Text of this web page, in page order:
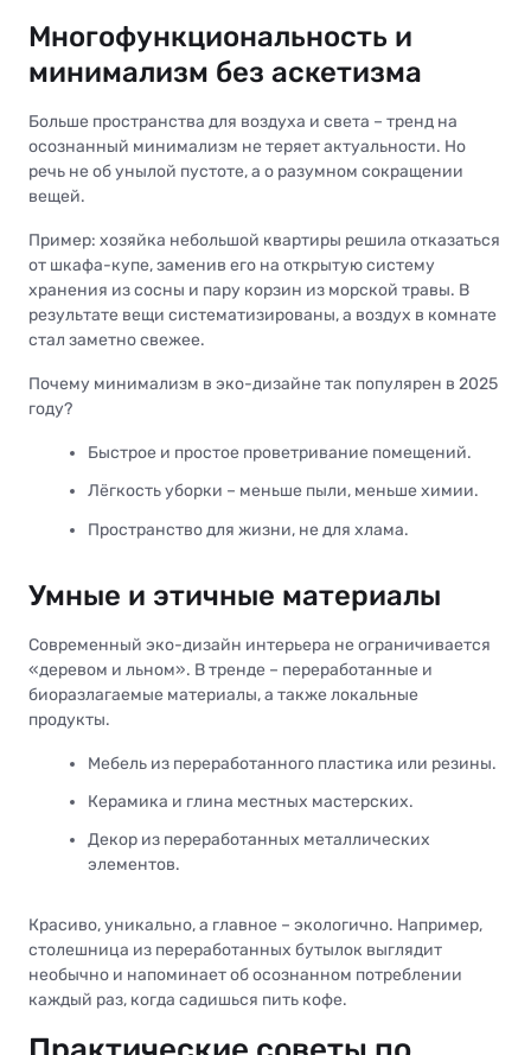
Многофункциональность и
минимализм без аскетизма
Больше пространства для воздуха и света – тренд на
осознанный минимализм не теряет актуальности. Но
речь не об унылой пустоте, а о разумном сокращении
вещей.
Пример: хозяйка небольшой квартиры решила отказаться
от шкафа-купе, заменив его на открытую систему
хранения из сосны и пару корзин из морской травы. В
результате вещи систематизированы, а воздух в комнате
стал заметно свежее.
Почему минимализм в эко-дизайне так популярен в 2025
году?
Быстрое и простое проветривание помещений.
Лёгкость уборки – меньше пыли, меньше химии.
Пространство для жизни, не для хлама.
Умные и этичные материалы
Современный эко-дизайн интерьера не ограничивается
«деревом и льном». В тренде – переработанные и
биоразлагаемые материалы, а также локальные
продукты.
Мебель из переработанного пластика или резины.
Керамика и глина местных мастерских.
Декор из переработанных металлических
элементов.
Красиво, уникально, а главное – экологично. Например,
столешница из переработанных бутылок выглядит
необычно и напоминает об осознанном потреблении
каждый раз, когда садишься пить кофе.